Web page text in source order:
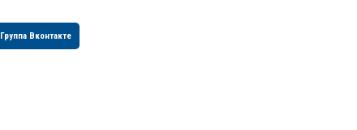
Группа Вконтакте